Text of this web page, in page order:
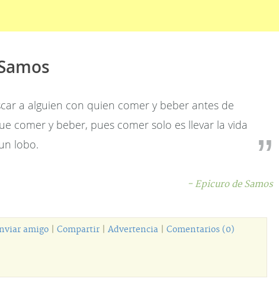
a alguien con quien comer y beber antes de
comer y beber, pues comer solo es llevar la vida
lobo.
- Epicuro de Samos
amigo Compartir Advertencia Comentarios (0)